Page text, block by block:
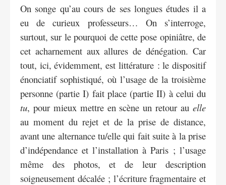
On songe qu’au cours de ses longues études il a
eu de curieux professeurs… On s’interroge,
surtout, sur le pourquoi de cette pose opiniâtre, de
cet acharnement aux allures de dénégation. Car
tout, ici, évidemment, est littérature : le dispositif
énonciatif sophistiqué, où l’usage de la troisième
personne (partie I) fait place (partie II) à celui du
tu, pour mieux mettre en scène un retour au elle
au moment du rejet et de la prise de distance,
avant une alternance tu/elle qui fait suite à la prise
d’indépendance et l’installation à Paris ; l’usage
même des photos, et de leur description
soigneusement décalée ; l’écriture fragmentaire et